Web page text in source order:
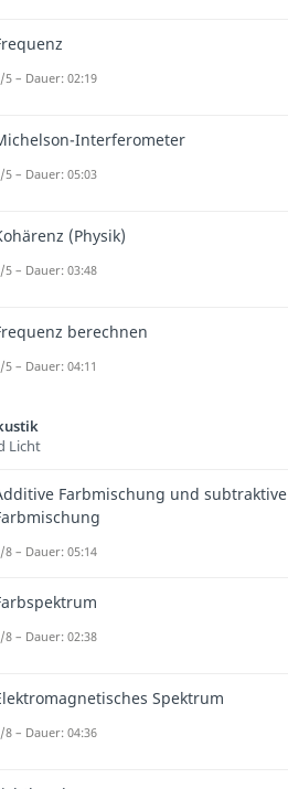
5 – Dauer: 02:19
Interferometer
5 – Dauer: 05:03
(Physik)
5 – Dauer: 03:48
berechnen
5 – Dauer: 04:11
Licht
Farbmischung und subtraktive
8 – Dauer: 05:14
8 – Dauer: 02:38
Spektrum
8 – Dauer: 04:36